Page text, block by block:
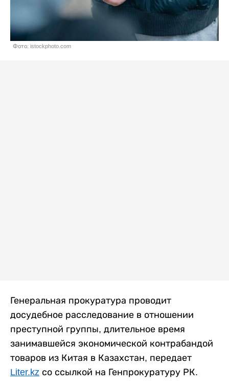
Фото: istockphoto.com
Генеральная прокуратура проводит
досудебное расследование в отношении
преступной группы, длительное время
занимавшейся экономической контрабандой
товаров из Китая в Казахстан, передает
Liter.kz со ссылкой на Генпрокуратуру РК.